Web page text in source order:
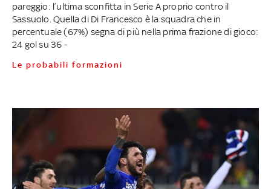
pareggio: l’ultima sconfitta in Serie A proprio contro il
Sassuolo. Quella di Di Francesco è la squadra che in
percentuale (67%) segna di più nella prima frazione di gioco:
24 gol su 36 -
Le probabili formazioni